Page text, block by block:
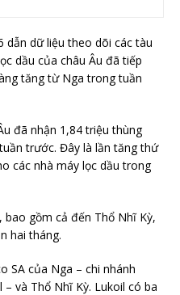
dẫn dữ liệu theo dõi các tàu
dầu của châu Âu đã tiếp
tăng từ Nga trong tuần
đã nhận 1,84 triệu thùng
trước. Đây là lần tăng thứ
các nhà máy lọc dầu trong
gồm cả đến Thổ Nhĩ Kỳ,
hai tháng.
SA của Nga – chi nhánh
và Thổ Nhĩ Kỳ. Lukoil có ba